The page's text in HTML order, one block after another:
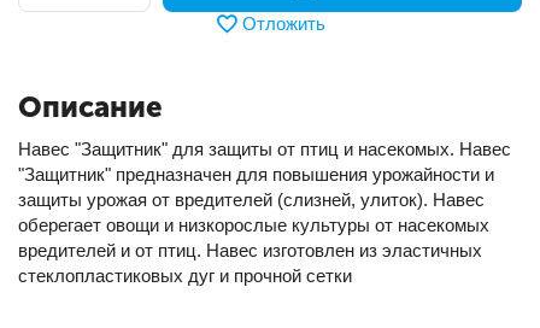
Отложить
Описание
Навес "Защитник" для защиты от птиц и насекомых. Навес
"Защитник" предназначен для повышения урожайности и
защиты урожая от вредителей (слизней, улиток). Навес
оберегает овощи и низкорослые культуры от насекомых
вредителей и от птиц. Навес изготовлен из эластичных
стеклопластиковых дуг и прочной сетки